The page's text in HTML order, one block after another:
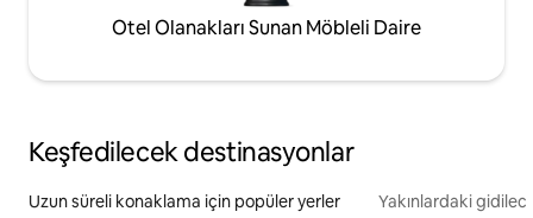
Otel Olanakları Sunan Möbleli Daire
Keşfedilecek destinasyonlar
Uzun süreli konaklama için popüler yerler Yakınlardaki